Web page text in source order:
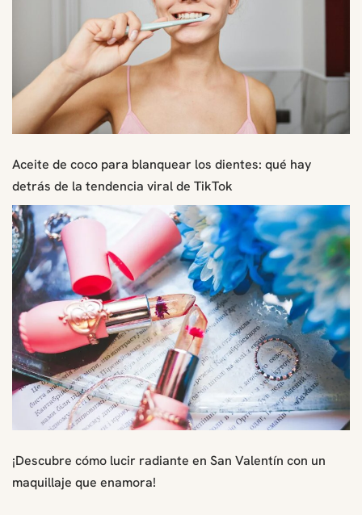
Aceite de coco para blanquear los dientes: qué hay
detrás de la tendencia viral de TikTok
¡Descubre cómo lucir radiante en San Valentín con un
maquillaje que enamora!